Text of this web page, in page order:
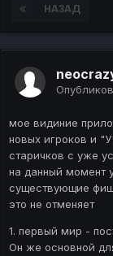
НАЗАД
мое видиние
новых игроков и
старичков с уже
на данный момент
существующие
это не отменяет
1. первый мир -
Он же основной